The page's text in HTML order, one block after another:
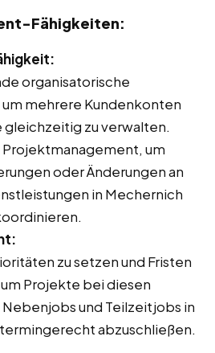
Fähigkeiten:
organisatorische
mehrere Kundenkonten
gleichzeitig zu verwalten.
Projektmanagement, um
oder Änderungen an
in Mechernich
zu setzen und Fristen
Projekte bei diesen
und Teilzeitjobs in
abzuschließen.